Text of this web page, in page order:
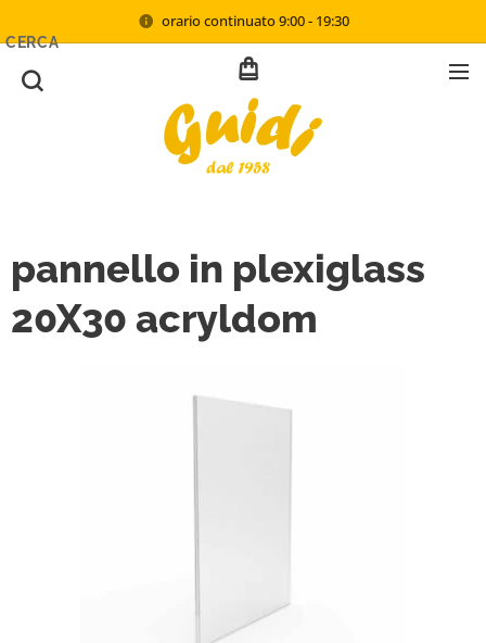
orario continuato 9:00 - 19:30
CERCA
pannello in plexiglass
20X30 acryldom